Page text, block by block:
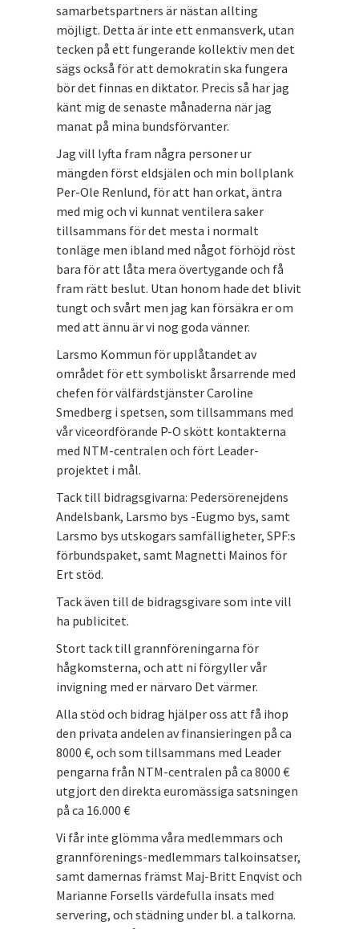
samarbetspartners är nästan allting
möjligt. Detta är inte ett enmansverk, utan
tecken på ett fungerande kollektiv men det
sägs också för att demokratin ska fungera
bör det finnas en diktator. Precis så har jag
känt mig de senaste månaderna när jag
manat på mina bundsförvanter.
Jag vill lyfta fram några personer ur
mängden först eldsjälen och min bollplank
Per-Ole Renlund, för att han orkat, äntra
med mig och vi kunnat ventilera saker
tillsammans för det mesta i normalt
tonläge men ibland med något förhöjd röst
bara för att låta mera övertygande och få
fram rätt beslut. Utan honom hade det blivit
tungt och svårt men jag kan försäkra er om
med att ännu är vi nog goda vänner.
Larsmo Kommun för upplåtandet av
området för ett symboliskt årsarrende med
chefen för välfärdstjänster Caroline
Smedberg i spetsen, som tillsammans med
vår viceordförande P-O skött kontakterna
med NTM-centralen och fört Leader-
projektet i mål.
Tack till bidragsgivarna: Pedersörenejdens
Andelsbank, Larsmo bys -Eugmo bys, samt
Larsmo bys utskogars samfälligheter, SPF:s
förbundspaket, samt Magnetti Mainos för
Ert stöd.
Tack även till de bidragsgivare som inte vill
ha publicitet.
Stort tack till grannföreningarna för
hågkomsterna, och att ni förgyller vår
invigning med er närvaro Det värmer.
Alla stöd och bidrag hjälper oss att få ihop
den privata andelen av finansieringen på ca
8000 €, och som tillsammans med Leader
pengarna från NTM-centralen på ca 8000 €
utgjort den direkta euromässiga satsningen
på ca 16.000 €
Vi får inte glömma våra medlemmars och
grannförenings-medlemmars talkoinsatser,
samt damernas främst Maj-Britt Enqvist och
Marianne Forsells värdefulla insats med
servering, och städning under bl. a talkorna.